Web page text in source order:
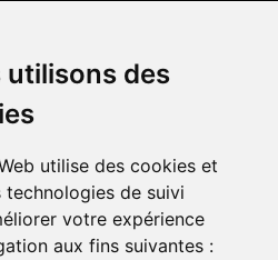
utilisons des
utilise des cookies et
technologies de suivi
votre expérience
aux fins suivantes :